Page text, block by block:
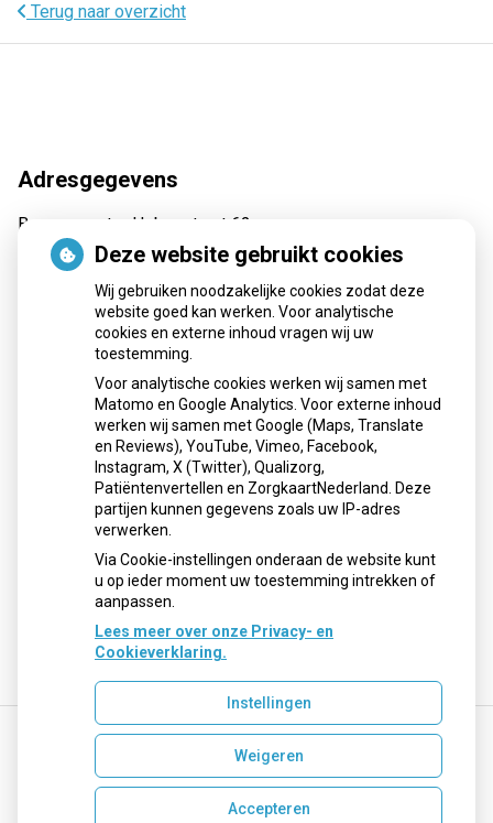
Terug naar overzicht
Adresgegevens
Burgemeester Hobusstraat 62
6031 VA Nederweert
0495 62 69 30
recepten@apotheekmaar.nl
Openingstijden
Maandag:
08:00 - 17:30 uur
08:00 - 17:30 uur
Woensdag:
08:00 - 17:30 uur
Donderdag:
08:00 - 17:30 uur
08:00 - 17:30 uur
Uw Zorg Online |Beheer
recepten@apotheekmaar.nl
Deze website gebruikt cookies
Wij gebruiken noodzakelijke cookies zodat deze
website goed kan werken. Voor analytische
cookies en externe inhoud vragen wij uw
toestemming.
Voor analytische cookies werken wij samen met
Matomo en Google Analytics. Voor externe inhoud
werken wij samen met Google (Maps, Translate
en Reviews), YouTube, Vimeo, Facebook,
Instagram, X (Twitter), Qualizorg,
Patiëntenvertellen en ZorgkaartNederland. Deze
partijen kunnen gegevens zoals uw IP-adres
verwerken.
Via Cookie-instellingen onderaan de website kunt
u op ieder moment uw toestemming intrekken of
aanpassen.
Lees meer over onze Privacy- en
Cookieverklaring.
Instellingen
Weigeren
Accepteren